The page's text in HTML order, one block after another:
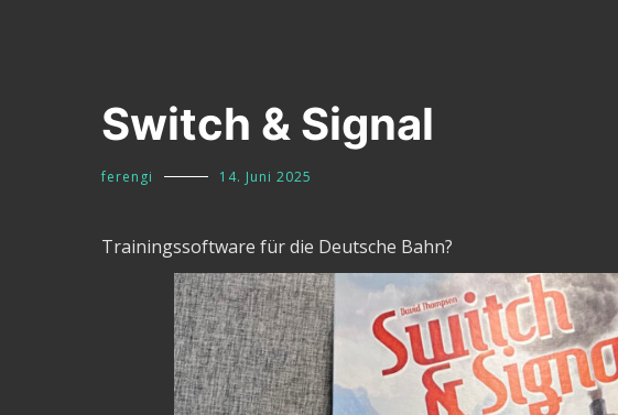
Switch & Signal
ferengi 14. Juni 2025
Trainingssoftware für die Deutsche Bahn?